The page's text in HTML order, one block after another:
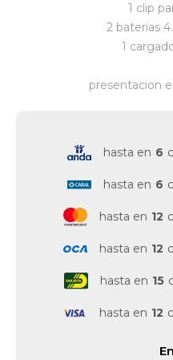
1 clip
2 baterias
1
presentacion
hasta en 6
hasta en 6
hasta en 12
hasta en 12
hasta en 15
hasta en 12
Vestimenta y calzado